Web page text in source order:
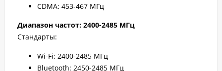
CDMA: 453-467 МГц
Диапазон частот: 2400-2485 МГц
Стандарты:
Wi-Fi: 2400-2485 МГц
Bluetooth: 2450-2485 МГц